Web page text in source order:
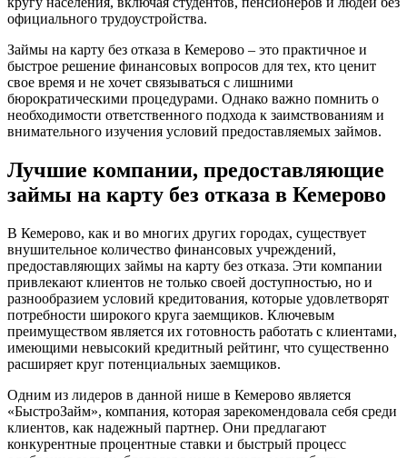
официального трудоустройства.
Займы на карту без отказа в Кемерово – это практичное и
быстрое решение финансовых вопросов для тех, кто ценит
свое время и не хочет связываться с лишними
бюрократическими процедурами. Однако важно помнить о
необходимости ответственного подхода к заимствованиям и
внимательного изучения условий предоставляемых займов.
Лучшие компании, предоставляющие
займы на карту без отказа в Кемерово
В Кемерово, как и во многих других городах, существует
внушительное количество финансовых учреждений,
предоставляющих займы на карту без отказа. Эти компании
привлекают клиентов не только своей доступностью, но и
разнообразием условий кредитования, которые удовлетворят
потребности широкого круга заемщиков. Ключевым
преимуществом является их готовность работать с клиентами,
имеющими невысокий кредитный рейтинг, что существенно
расширяет круг потенциальных заемщиков.
Одним из лидеров в данной нише в Кемерово является
«БыстроЗайм», компания, которая зарекомендовала себя среди
клиентов, как надежный партнер. Они предлагают
конкурентные процентные ставки и быстрый процесс